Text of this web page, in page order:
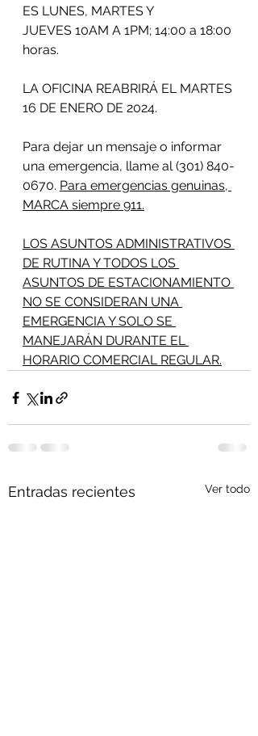
ES LUNES, MARTES Y
JUEVES 10AM A 1PM; 14:00 a 18:00
horas.
LA OFICINA REABRIRÁ EL MARTES
16 DE ENERO DE 2024.
Para dejar un mensaje o informar
una emergencia, llame al (301) 840-
0670. Para emergencias genuinas,
MARCA siempre 911.
LOS ASUNTOS ADMINISTRATIVOS
DE RUTINA Y TODOS LOS
ASUNTOS DE ESTACIONAMIENTO
NO SE CONSIDERAN UNA
EMERGENCIA Y SOLO SE
MANEJARÁN DURANTE EL
HORARIO COMERCIAL REGULAR.
Entradas recientes Ver todo